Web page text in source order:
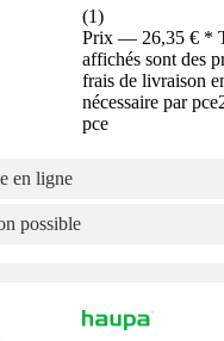
(1)
Prix — 26,35 € *
affichés sont des
frais de livraison
nécessaire par pce
pce
en ligne
possible